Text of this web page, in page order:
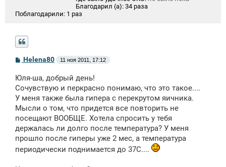
Благодарил (а): 34 раза
Поблагодарили: 1 раз
С
б
щ
н
и
Helena80 11 ноя 2011, 17:12
Юля-ша, добрый день!
Сочувствую и перкрасно понимаю, что это такое....
У меня также была гипера с перекрутом яичника.
Мысли о том, что придется все повторить не
посещают ВООБЩЕ. Хотела спросить у тебя
держалась ли долго после температура? У меня
прошло после гиперы уже 2 мес, а температура
периодически поднимается до 37С....